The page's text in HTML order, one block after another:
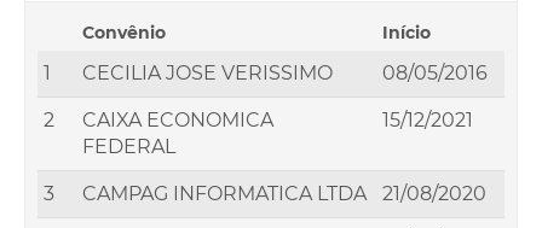
Convênio Início
1 CECILIA JOSE VERISSIMO 08/05/2016
2
CAIXA ECONOMICA
FEDERAL
15/12/2021
3 CAMPAG INFORMATICA LTDA 21/08/2020